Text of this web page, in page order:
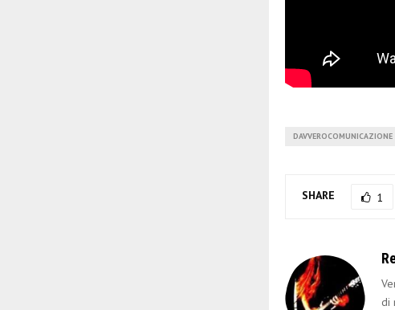
DAVVEROCOMUNICAZIONE
SHARE 1
di